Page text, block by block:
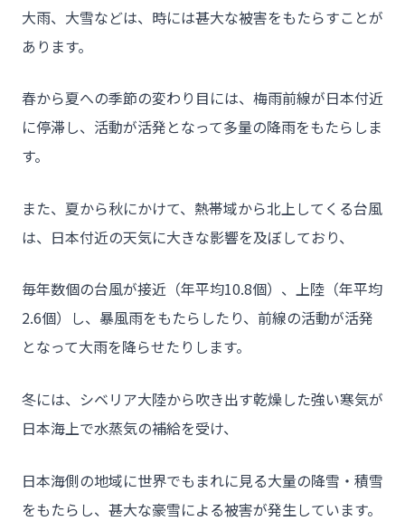
大雨、大雪などは、時には甚大な被害をもたらすことが
あります。
春から夏への季節の変わり目には、梅雨前線が日本付近
に停滞し、活動が活発となって多量の降雨をもたらしま
す。
また、夏から秋にかけて、熱帯域から北上してくる台風
は、日本付近の天気に大きな影響を及ぼしており、
毎年数個の台風が接近（年平均10.8個）、上陸（年平均
2.6個）し、暴風雨をもたらしたり、前線の活動が活発
となって大雨を降らせたりします。
冬には、シベリア大陸から吹き出す乾燥した強い寒気が
日本海上で水蒸気の補給を受け、
日本海側の地域に世界でもまれに見る大量の降雪・積雪
をもたらし、甚大な豪雪による被害が発生しています。